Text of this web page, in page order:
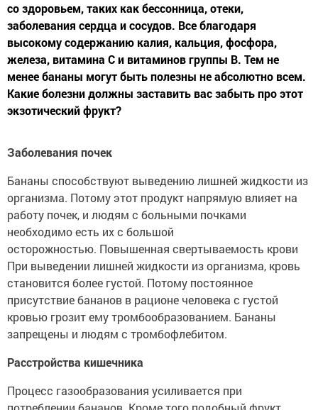
со здоровьем, таких как бессонница, отеки,
заболевания сердца и сосудов. Все благодаря
высокому содержанию калия, кальция, фосфора,
железа, витамина С и витаминов группы В. Тем не
менее бананы могут быть полезны не абсолютно всем.
Какие болезни должны заставить вас забыть про этот
экзотический фрукт?
Заболевания почек
Бананы способствуют выведению лишней жидкости из
организма. Потому этот продукт напрямую влияет на
работу почек, и людям с больными почками
необходимо есть их с большой
осторожностью. Повышенная свертываемость крови
При выведении лишней жидкости из организма, кровь
становится более густой. Потому постоянное
присутствие бананов в рационе человека с густой
кровью грозит ему тромбообразованием. Бананы
запрещены и людям с тромбофлебитом.
Расстройства кишечника
Процесс газообразования усиливается при